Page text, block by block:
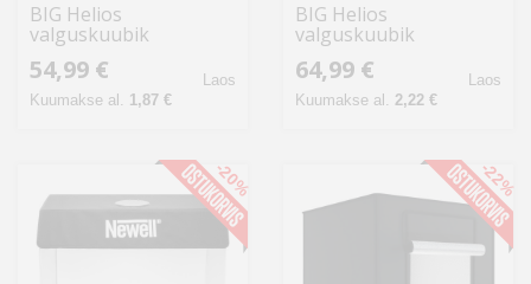
BIG Helios
valguskuubik
Quadrolight 60x60cm
(428502)
54,99 €
Kuumakse al. 1,87 €
Laos
BIG Helios
valguskuubik
Quadrolight 80x80cm
(428503)
64,99 €
Kuumakse al. 2,22 €
Laos
-20% -22%